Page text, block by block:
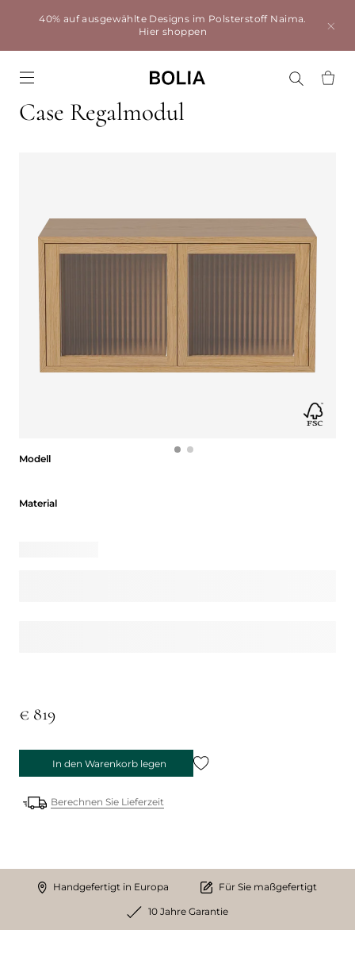
40% auf ausgewählte Designs im Polsterstoff Naima.
Hier shoppen
Case Regalmodul
Modell
Material
€ 819
In den Warenkorb legen
Berechnen Sie Lieferzeit
Handgefertigt in Europa Für Sie maßgefertigt
10 Jahre Garantie